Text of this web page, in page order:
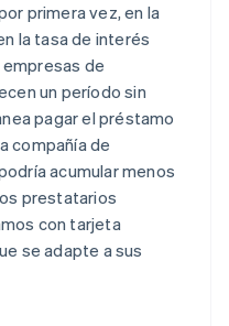
primera vez, en la
la tasa de interés
empresas de
un período sin
pagar el préstamo
compañía de
acumular menos
prestatarios
con tarjeta
se adapte a sus